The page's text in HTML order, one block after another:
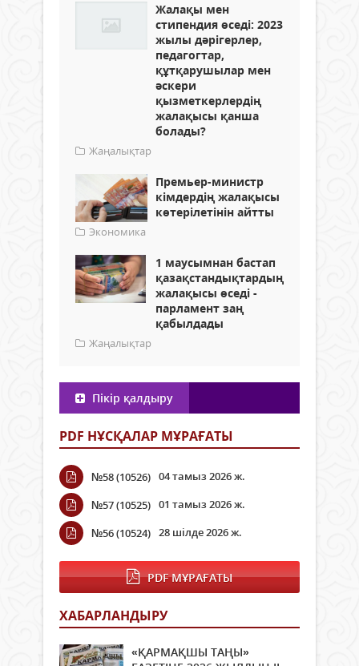
Жалақы мен
стипендия өседі: 2023
жылы дәрігерлер,
педагогтар,
құтқарушылар мен
әскери
қызметкерлердің
жалақысы қанша
болады?
Жаңалықтар
Премьер-министр
кімдердің жалақысы
көтерілетінін айтты
Экономика
1 маусымнан бастап
қазақстандықтардың
жалақысы өседі -
парламент заң
қабылдады
Жаңалықтар
Пікір қалдыру
PDF НҰСҚАЛАР МҰРАҒАТЫ
№58 (10526) 04 тамыз 2026 ж.
№57 (10525) 01 тамыз 2026 ж.
№56 (10524) 28 шілде 2026 ж.
PDF МҰРАҒАТЫ
ХАБАРЛАНДЫРУ
«ҚАРМАҚШЫ ТАҢЫ»